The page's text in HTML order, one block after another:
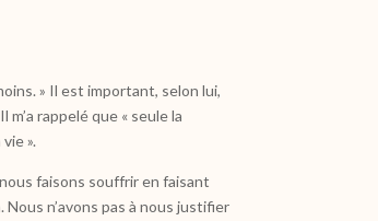
» Il est important, selon lui,
rappelé que « seule la
».
faisons souffrir en faisant
n’avons pas à nous justifier